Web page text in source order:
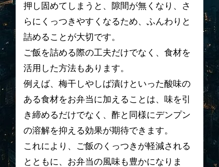
押し固めてしまうと、隙間が無くなり、さ
らにくっつきやすくなるため、ふんわりと
詰めることが大切です。
ご飯を詰める際の工夫だけでなく、食材を
活用した方法もあります。
例えば、梅干しやしば漬けといった酸味の
ある食材をお弁当に加えることは、味を引
き締めるだけでなく、酢と同様にデンプン
の溶解を抑える効果が期待できます。
これにより、ご飯のくっつきが軽減される
とともに、お弁当の風味も豊かになりま